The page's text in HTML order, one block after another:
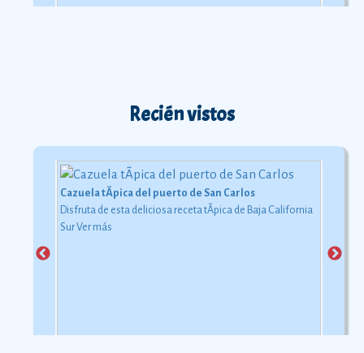
Recién vistos
Cazuela tÃ­pica del puerto de San Carlos
Disfruta de esta deliciosa receta tÃ­pica de Baja California
SurVer más